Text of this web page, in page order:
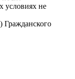
условиях не
Гражданского